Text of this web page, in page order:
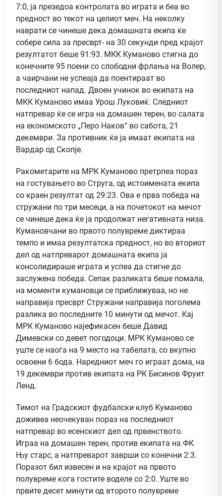
7:0, ја презедоа контролата во играта и беа во
предност во текот на целиот меч. На неколку
наврати се чинеше дека домашната екипа ќе
собере сила за пресврт- на 30 секунди пред крајот
резултатот беше 91:93. МКК Куманово стигна до
конечните 95 поени со слободни фрлања на Волер,
а чаирчани не успеаја да поентираат во
последниот напад. Двоен учинок во екипата на
МКК Куманово имаа Урош Луковиќ. Следниот
натпревар ќе се игра на домашен терен, во салата
на економското „Перо Наков“ во сабота, 21
декември. За противник ќе ја имаат екипата на
Вардар од Скопје.
Ракометарите на МРК Куманово претрпеа пораз
на гостувањето во Струга, од истоимената екипа
со краен резултат од 29:23. Ова е прва победа на
стружани по три месеци, а на почетокот на мечот
се чинеше дека ќе ја продолжат негативната низа.
Кумановчани во првото полувреме диктираа
темпо и имаа резултатска предност, но во вториот
дел од натпреварот домашната екипа ја
консолидираше играта и успеа да стигне до
заслужена победа. Сепак разликата беше помала,
на моменти кумановци се приближуваа, но не
направија пресврт Стружани направија поголема
разлика во последните 10 минути од мечот. Кај
МРК Куманово најефикасен беше Давид
Димевски со девет погодоци. МРК Куманово се
уште се наоѓа на 9 место на табелата, со вкупно
освоени 6 бода. Наредниот меч го играат дома, на
19 декември против екипата на РК Бисинов Фруит
Ленд.
Тимот на Градскиот фудбалски клуб Куманово
доживеа неочекуван пораз на последниот
натпревар во есенскиот дел од првенството.
Играа на домашен терен, против екипата на ФК
Њу старс, а натпреварот заврши со конечни 2:3.
Поразот бил извесен и на крајот на првото
полувреме кога гостите воделе со 2:0. Уште во
првите десет минути од второто полувреме